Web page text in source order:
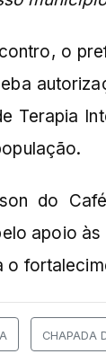
o
Terapia
do
apoio
o
CHAPADA